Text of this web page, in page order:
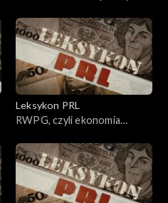
Leksykon PRL
RWPG, czyli ekonomia